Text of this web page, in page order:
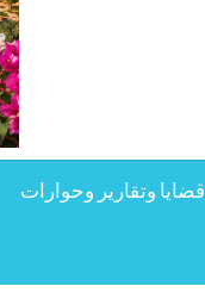
قضايا وتقارير وحوارات